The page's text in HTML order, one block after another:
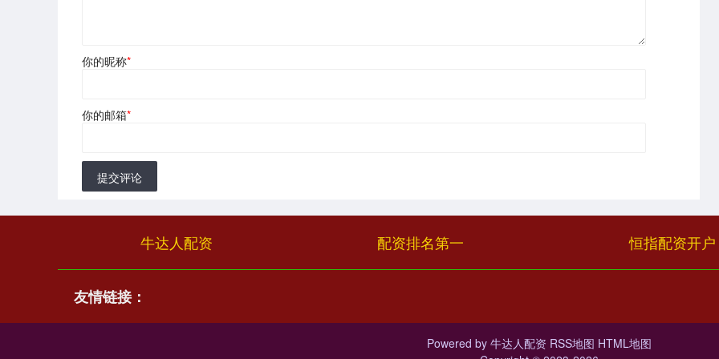
你的昵称*
你的邮箱*
提交评论
牛达人配资 配资排名第一 恒指配资开户
友情链接：
Powered by 牛达人配资 RSS地图 HTML地图